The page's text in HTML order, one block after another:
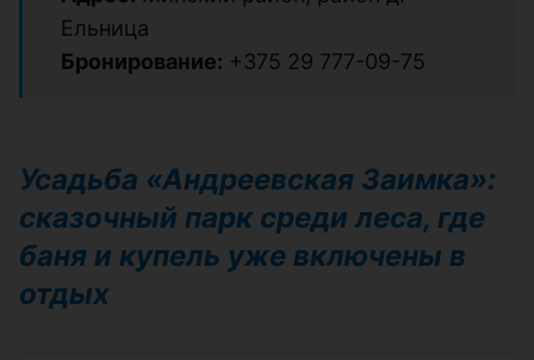
Ельница
Бронирование: +375 29 777-09-75
Усадьба «Андреевская Заимка»:
сказочный парк среди леса, где
баня и купель уже включены в
отдых